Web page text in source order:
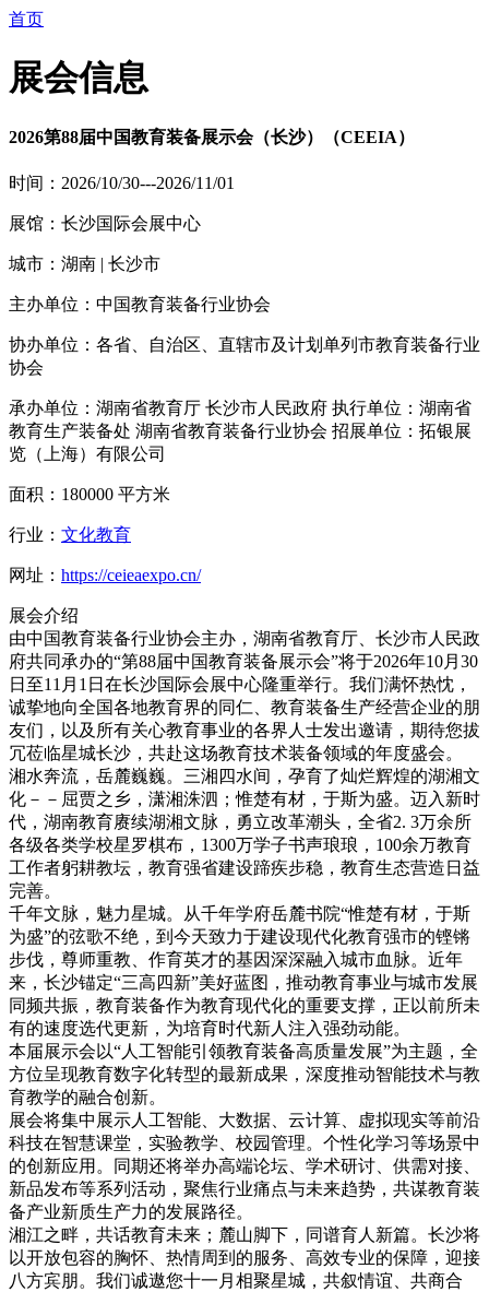
首页
展会信息
2026第88届中国教育装备展示会（长沙）（CEEIA）
时间：2026/10/30---2026/11/01
展馆：长沙国际会展中心
城市：湖南 | 长沙市
主办单位：中国教育装备行业协会
协办单位：各省、自治区、直辖市及计划单列市教育装备行业
协会
承办单位：湖南省教育厅 长沙市人民政府 执行单位：湖南省
教育生产装备处 湖南省教育装备行业协会 招展单位：拓银展
览（上海）有限公司
面积：180000 平方米
行业： 文化教育
网址： https://ceieaexpo.cn/
展会介绍
由中国教育装备行业协会主办，湖南省教育厅、长沙市人民政
府共同承办的“第88届中国教育装备展示会”将于2026年10月30
日至11月1日在长沙国际会展中心隆重举行。我们满怀热忱，
诚挚地向全国各地教育界的同仁、教育装备生产经营企业的朋
友们，以及所有关心教育事业的各界人士发出邀请，期待您拔
冗莅临星城长沙，共赴这场教育技术装备领域的年度盛会。
湘水奔流，岳麓巍巍。三湘四水间，孕育了灿烂辉煌的湖湘文
化－－屈贾之乡，潇湘洙泗；惟楚有材，于斯为盛。迈入新时
代，湖南教育赓续湖湘文脉，勇立改革潮头，全省2. 3万余所
各级各类学校星罗棋布，1300万学子书声琅琅，100余万教育
工作者躬耕教坛，教育强省建设蹄疾步稳，教育生态营造日益
完善。
千年文脉，魅力星城。从千年学府岳麓书院“惟楚有材，于斯
为盛”的弦歌不绝，到今天致力于建设现代化教育强市的铿锵
步伐，尊师重教、作育英才的基因深深融入城市血脉。近年
来，长沙锚定“三高四新”美好蓝图，推动教育事业与城市发展
同频共振，教育装备作为教育现代化的重要支撑，正以前所未
有的速度选代更新，为培育时代新人注入强劲动能。
本届展示会以“人工智能引领教育装备高质量发展”为主题，全
方位呈现教育数字化转型的最新成果，深度推动智能技术与教
育教学的融合创新。
展会将集中展示人工智能、大数据、云计算、虚拟现实等前沿
科技在智慧课堂，实验教学、校园管理。个性化学习等场景中
的创新应用。同期还将举办高端论坛、学术研讨、供需对接、
新品发布等系列活动，聚焦行业痛点与未来趋势，共谋教育装
备产业新质生产力的发展路径。
湘江之畔，共话教育未来；麓山脚下，同谱育人新篇。长沙将
以开放包容的胸怀、热情周到的服务、高效专业的保障，迎接
八方宾朋。我们诚遨您十一月相聚星城，共叙情谊、共商合